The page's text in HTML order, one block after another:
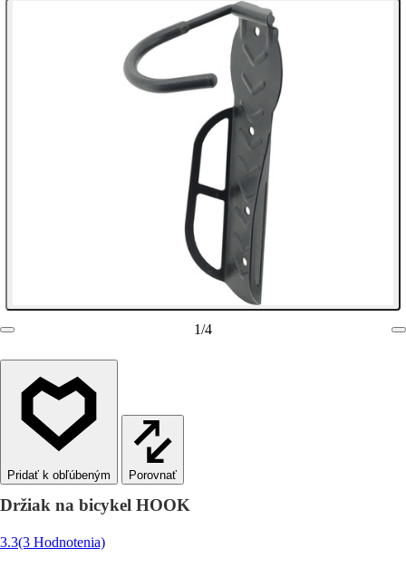
1/4
Porovnať
Držiak na bicykel HOOK
3.3(3 Hodnotenia)